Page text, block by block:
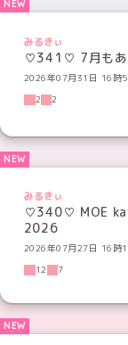
みるきぃ
♡341♡ 7月もあ
2026年07月31日 16時
2
2
みるきぃ
♡340♡ MOE
2026
2026年07月27日 16時
12
7